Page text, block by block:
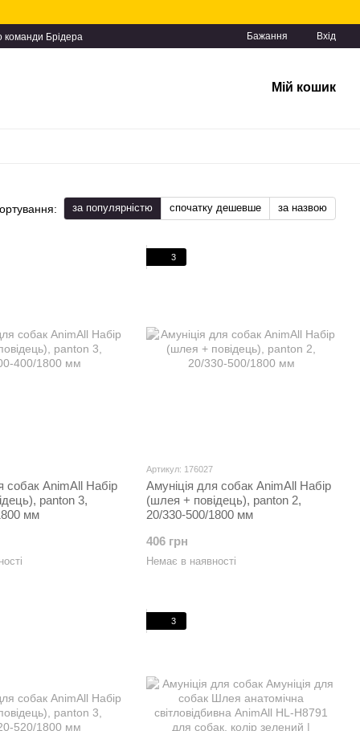
команди Брідера Бажання Вхід
Мій кошик
за популярністю спочатку дешевше за назвою
собак AnimAll Набір
panton 3,
мм
3
Артикул: 176027
Амуніція для собак AnimAll Набір
(шлея + повідець), panton 2,
20/330-500/1800 мм
406 грн
Немає в наявності
3